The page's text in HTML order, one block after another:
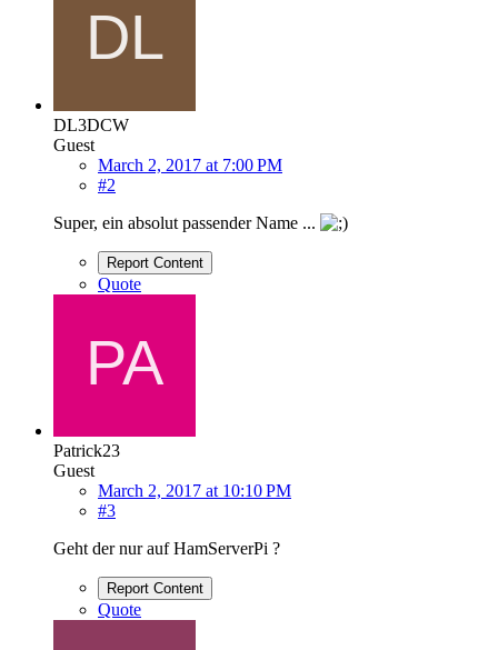
DL3DCW
Guest
March 2, 2017 at 7:00 PM
#2
Super, ein absolut passender Name ...
Report Content
Quote
Patrick23
Guest
March 2, 2017 at 10:10 PM
#3
Geht der nur auf HamServerPi ?
Report Content
Quote